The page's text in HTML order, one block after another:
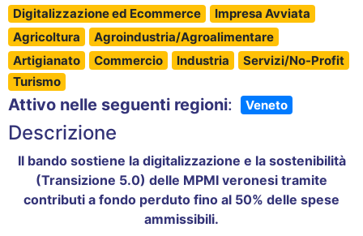
Digitalizzazione ed Ecommerce
Impresa Avviata
Agricoltura
Agroindustria/Agroalimentare
Artigianato
Commercio Industria
Servizi/No-Profit
Turismo
Attivo nelle seguenti regioni: Veneto
Descrizione
Il bando sostiene la digitalizzazione e la sostenibilità
(Transizione 5.0) delle MPMI veronesi tramite
contributi a fondo perduto fino al 50% delle spese
ammissibili.